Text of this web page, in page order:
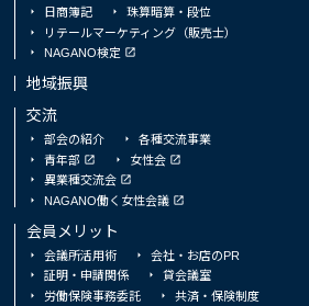
日商簿記
珠算暗算・段位
リテールマーケティング（販売士）
NAGANO検定
地域振興
交流
部会の紹介
各種交流事業
青年部
女性会
異業種交流会
NAGANO働く女性会議
会員メリット
会議所活用術
会社・お店のPR
証明・申請関係
貸会議室
労働保険事務委託
共済・保険制度